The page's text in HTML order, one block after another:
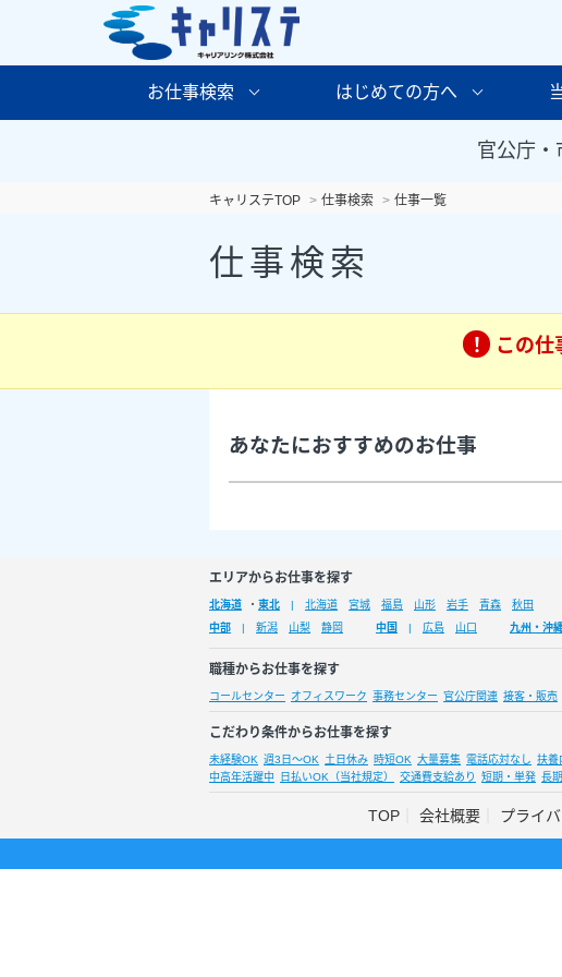
お仕事検索 はじめての方へ
官公庁・
キャリステTOP 仕事検索 仕事一覧
仕事検索
この仕
あなたにおすすめのお仕事
エリアからお仕事を探す
北海道 ・ 東北 北海道 宮城 福島 山形 岩手 青森 秋田
中部
新潟 山梨 静岡 中国 広島 山口 九州・沖
職種からお仕事を探す
コールセンター オフィスワーク 事務センター 官公庁関連 接客・販売
こだわり条件からお仕事を探す
未経験OK 週3日～OK 土日休み 時短OK 大量募集 電話応対なし 扶養
中高年活躍中
日払いOK（当社規定） 交通費支給あり 短期・単発 長期
TOP 会社概要 プライ